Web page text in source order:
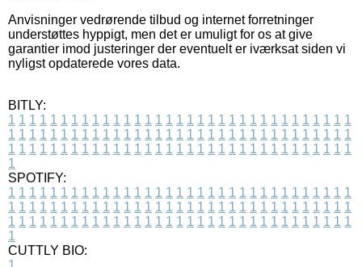
Anvisninger vedrørende tilbud og internet forretninger
understøttes hyppigt, men det er umuligt for os at give
garantier imod justeringer der eventuelt er iværksat siden vi
nyligst opdaterede vores data.
BITLY:
1 1 1 1 1 1 1 1 1 1 1 1 1 1 1 1 1 1 1 1 1 1 1 1 1 1 1 1 1 1 1 1 1
1 1 1 1 1 1 1 1 1 1 1 1 1 1 1 1 1 1 1 1 1 1 1 1 1 1 1 1 1 1 1 1 1
1 1 1 1 1 1 1 1 1 1 1 1 1 1 1 1 1 1 1 1 1 1 1 1 1 1 1 1 1 1 1 1 1
1
SPOTIFY:
1 1 1 1 1 1 1 1 1 1 1 1 1 1 1 1 1 1 1 1 1 1 1 1 1 1 1 1 1 1 1 1 1
1 1 1 1 1 1 1 1 1 1 1 1 1 1 1 1 1 1 1 1 1 1 1 1 1 1 1 1 1 1 1 1 1
1 1 1 1 1 1 1 1 1 1 1 1 1 1 1 1 1 1 1 1 1 1 1 1 1 1 1 1 1 1 1 1 1
1
CUTTLY BIO: